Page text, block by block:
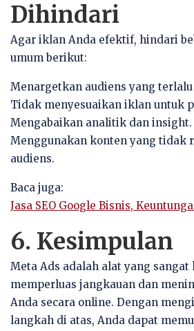
Dihindari
Agar iklan Anda efektif, hindari
umum berikut:
Menargetkan audiens yang terlalu
Tidak menyesuaikan iklan untuk
Mengabaikan analitik dan insight.
Menggunakan konten yang tidak
audiens.
Baca juga:
Jasa SEO Google Bisnis,
6. Kesimpulan
Meta Ads adalah alat yang sangat
memperluas jangkauan dan
Anda secara online. Dengan
langkah di atas, Anda dapat